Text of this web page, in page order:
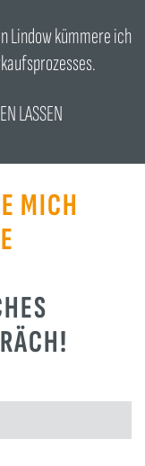
Lindow kümmere ich
LASSEN
MICH